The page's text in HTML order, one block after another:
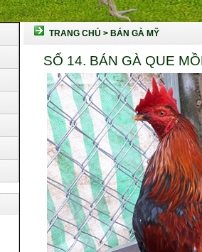
TRANG CHỦ > BÁN GÀ MỸ
SỐ 14. BÁN GÀ QUE